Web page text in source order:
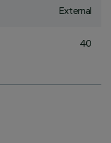
External
40